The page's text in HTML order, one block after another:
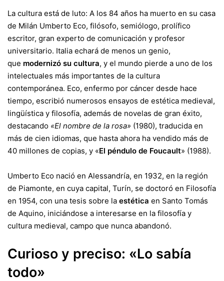
La cultura está de luto: A los 84 años ha muerto en su casa
de Milán Umberto Eco, filósofo, semiólogo, prolífico
escritor, gran experto de comunicación y profesor
universitario. Italia echará de menos un genio,
que modernizó su cultura, y el mundo pierde a uno de los
intelectuales más importantes de la cultura
contemporánea. Eco, enfermo por cáncer desde hace
tiempo, escribió numerosos ensayos de estética medieval,
lingüística y filosofía, además de novelas de gran éxito,
destacando «El nombre de la rosa» (1980), traducida en
más de cien idiomas, que hasta ahora ha vendido más de
40 millones de copias, y «El péndulo de Foucault» (1988).
Umberto Eco nació en Alessandría, en 1932, en la región
de Piamonte, en cuya capital, Turín, se doctoró en Filosofía
en 1954, con una tesis sobre la estética en Santo Tomás
de Aquino, iniciándose a interesarse en la filosofía y
cultura medieval, campo que nunca abandonó.
Curioso y preciso: «Lo sabía
todo»